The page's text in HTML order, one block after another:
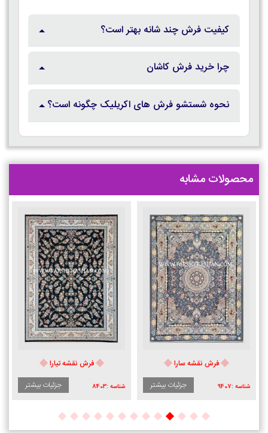
کیفیت فرش چند شانه بهتر است؟
چرا خرید فرش کاشان
نحوه شستشو فرش های اکریلیک چگونه است؟
محصولات مشابه
فرش نقشه سارا
شناسه :9407 جزئیات بیشتر
فرش نقشه تیارا
شناسه :8403 جزئیات بیشتر